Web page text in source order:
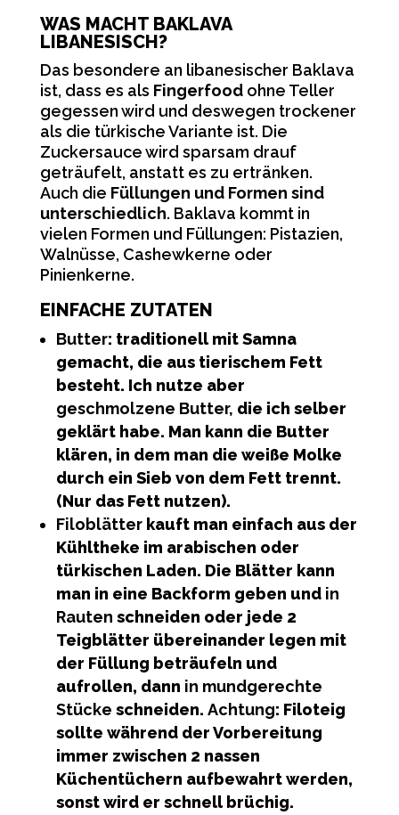
WAS MACHT BAKLAVA
LIBANESISCH?
Das besondere an libanesischer Baklava
ist, dass es als Fingerfoodohne Teller
gegessen wird und deswegen trockener
als die türkische Variante ist. Die
Zuckersauce wird sparsam drauf
geträufelt, anstatt es zu ertränken.
Auch die Füllungen und Formen sind
unterschiedlich. Baklava kommt in
vielen Formen und Füllungen: Pistazien,
Walnüsse, Cashewkerne oder
Pinienkerne.
EINFACHE ZUTATEN
Butter: traditionell mit Samna
gemacht, die aus tierischem Fett
besteht. Ich nutze aber
geschmolzene Butter, die ich selber
geklärt habe. Man kann die Butter
klären, in dem man die weiße Molke
durch ein Sieb von dem Fett trennt.
(Nur das Fett nutzen).
Filoblätter kauft man einfach aus der
Kühltheke im arabischen oder
türkischen Laden. Die Blätter kann
man in eine Backform geben und in
Rauten schneiden oder jede 2
Teigblätter übereinander legen mit
der Füllung beträufeln und
aufrollen, dann in mundgerechte
Stücke schneiden. Achtung: Filoteig
sollte während der Vorbereitung
immer zwischen 2 nassen
Küchentüchern aufbewahrt werden,
sonst wird er schnell brüchig.